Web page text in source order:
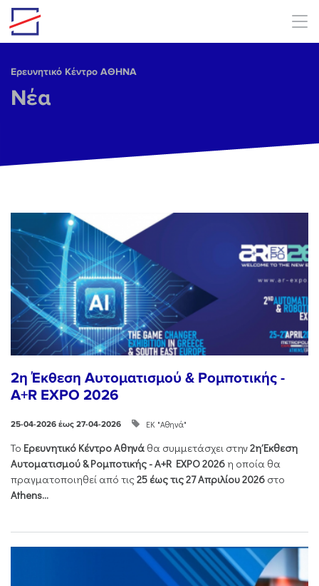
Skip to main content
Ερευνητικό Κέντρο ΑΘΗΝΑ
Νέα
2η Έκθεση Αυτοματισμού & Ρομποτικής -
A+R EXPO 2026
25-04-2026 έως 27-04-2026 ΕΚ "Αθηνά"
Το Ερευνητικό Κέντρο Αθηνά θα συμμετάσχει στην2η Έκθεση
Αυτοματισμού & Ρομποτικής - Α+R EXPO 2026 η οποία θα
πραγματοποιηθεί από τις25 έως τις 27 Απριλίου 2026 στο
Athens...